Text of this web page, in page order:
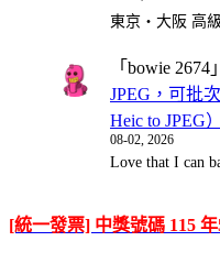
東京・大阪 高
「 bowie 2674
JPEG，可批
Heic to JPEG）
08-02, 2026
Love that I can
[統一發票] 中獎號碼 115 年